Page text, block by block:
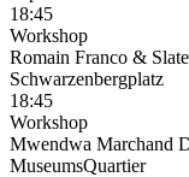
18:45
Workshop
Romain Franco &
Schwarzenbergplatz
18:45
Workshop
Mwendwa Marchand
MuseumsQuartier